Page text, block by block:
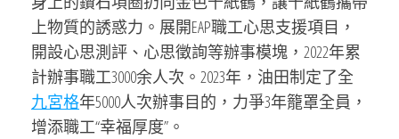
上物質的誘惑力。展開EAP職工心思支援項目，
開設心思測評、心思徵詢等辦事模塊，2022年累
計辦事職工3000余人次。2023年，油田制定了全
九宮格年5000人次辦事目的，力爭3年籠罩全員，
增添職工“幸福厚度”。